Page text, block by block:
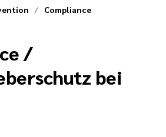
Compliance
/
bei